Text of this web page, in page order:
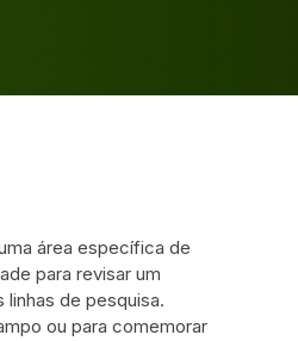
área específica de
para revisar um
de pesquisa.
ou para comemorar